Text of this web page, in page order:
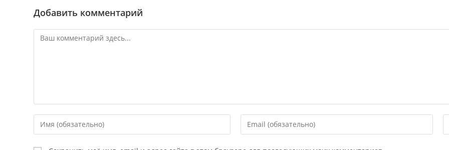
Добавить комментарий
Комментарий
Введите
свое
имя
Введите
свой